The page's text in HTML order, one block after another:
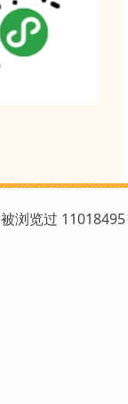
被浏览过